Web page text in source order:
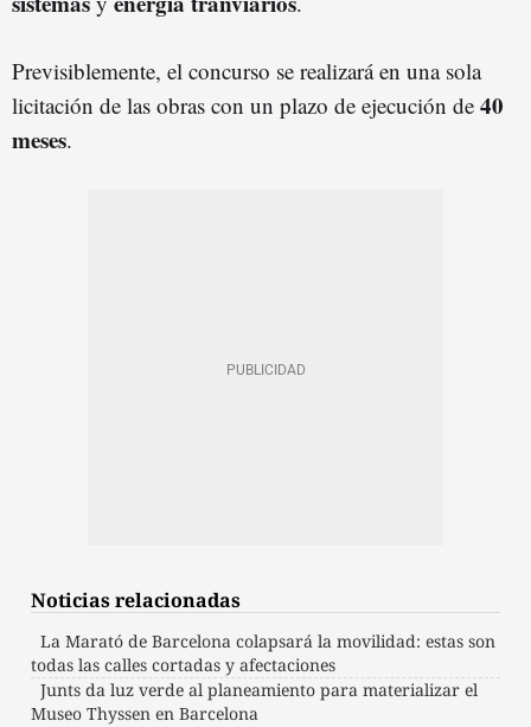
Previsiblemente, el concurso se realizará en una sola
licitación de las obras con un plazo de ejecución de 40
meses.
Noticias relacionadas
La Marató de Barcelona colapsará la movilidad: estas son
todas las calles cortadas y afectaciones
Junts da luz verde al planeamiento para materializar el
Museo Thyssen en Barcelona